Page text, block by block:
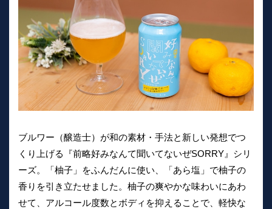
ブルワー（醸造士）が和の素材・手法と新しい発想でつ
くり上げる『前略好みなんて聞いてないぜSORRY』シリ
ーズ。「柚子」をふんだんに使い、「あら塩」で柚子の
香りを引き立たせました。柚子の爽やかな味わいにあわ
せて、アルコール度数とボディを抑えることで、軽快な